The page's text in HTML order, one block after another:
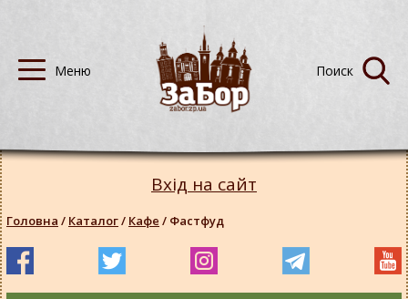
Вхід на сайт
Головна / Каталог/ Кафе / Фастфуд